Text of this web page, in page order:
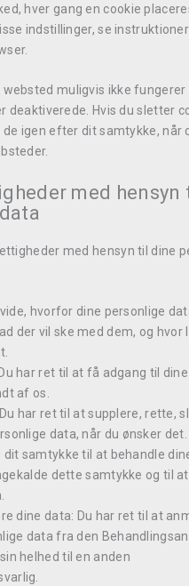
hver gang en cookie
indstillinger, se
muligvis ikke fungerer
deaktiverede. Hvis du sletter
de igen efter dit samtykke, når
med hensyn
med hensyn til dine
hvorfor dine personlige
der vil ske med dem, og hvor
har ret til at få adgang til
af os.
har ret til at supplere, rette,
data, når du ønsker det.
dit samtykke til at behandle
dette samtykke og til
dine data: Du har ret til at
data fra den
helhed til en anden